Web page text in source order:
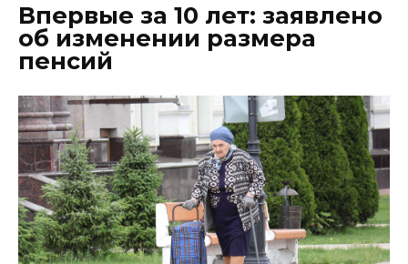
Впервые за 10 лет: заявлено
об изменении размера
пенсий